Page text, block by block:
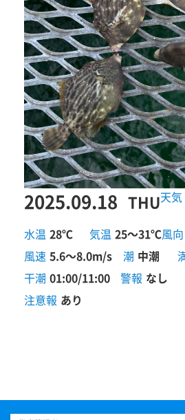
2025.09.18 THU
水温 28℃ 気温 25～31℃風向
風速 5.6～8.0m/s 潮 中潮
干潮 01:00/11:00 警報 なし
注意報 あり